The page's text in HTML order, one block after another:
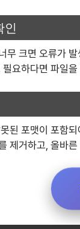
인
무 크면 오류가
요하다면 파일
된 포맷이 포함
제거하고, 올바